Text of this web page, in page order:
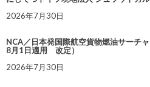
2026年7月30日
NCA／日本発国際航空貨物燃油サーチ
8月1日適用 改定）
2026年7月30日